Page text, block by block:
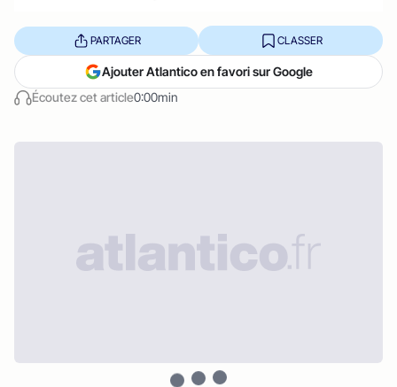
Écoutez cet article0:00min
PARTAGER CLASSER
Ajouter Atlantico en favori sur Google